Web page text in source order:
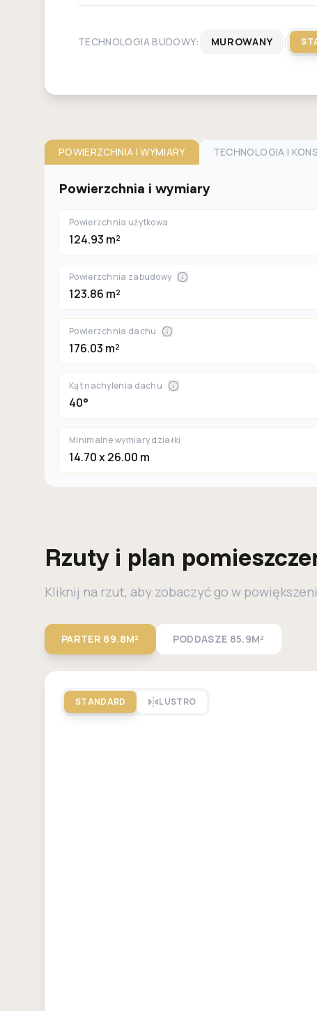
TECHNOLOGIA BUDOWY: MUROWANY |
POWIERZCHNIA I WYMIARY TECHNOLOGIA I
Powierzchnia i wymiary
Powierzchnia użytkowa
124.93 m²
Powierzchnia zabudowy
123.86 m²
Powierzchnia dachu
176.03 m²
Kąt nachylenia dachu
40°
Minimalne wymiary działki
14.70 x 26.00 m
Rzuty i plan
Kliknij na rzut, aby zobaczyć go w
PARTER 89.8M² PODDASZE 85.9M²
STANDARD LUSTRO